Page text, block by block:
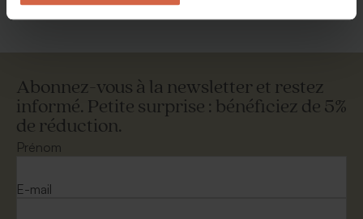
Enveloppe naissance
rectangulaire crème
Abonnez-vous à la newsletter et restez
informé. Petite surprise : bénéficiez de 5%
de réduction.
Prénom
E-mail